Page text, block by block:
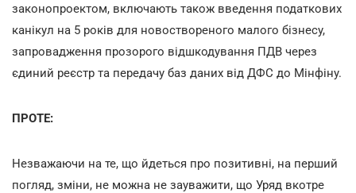
законопроектом, включають також введення податкових
канікул на 5 років для новоствореного малого бізнесу,
запровадження прозорого відшкодування ПДВ через
єдиний реєстр та передачу баз даних від ДФС до Мінфіну.
ПРОТЕ:
Незважаючи на те, що йдеться про позитивні, на перший
погляд, зміни, не можна не зауважити, що Уряд вкотре